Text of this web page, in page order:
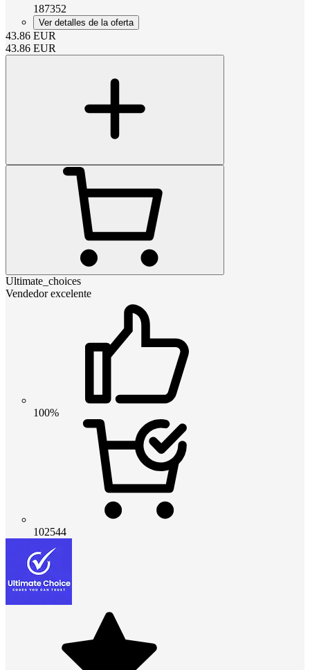
187352
Ver detalles de la oferta
43.86 EUR
43.86 EUR
Ultimate_choices
Vendedor excelente
100%
102544